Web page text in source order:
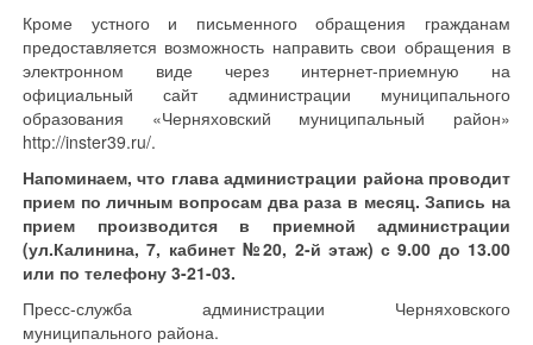
Кроме устного и письменного обращения гражданам
предоставляется возможность направить свои обращения в
электронном виде через интернет-приемную на
официальный сайт администрации муниципального
образования «Черняховский муниципальный район»
http://inster39.ru/.
Напоминаем, что глава администрации района проводит
прием по личным вопросам два раза в месяц. Запись на
прием производится в приемной администрации
(ул.Калинина, 7, кабинет №20, 2-й этаж) с 9.00 до 13.00
или по телефону 3-21-03.
Пресс-служба администрации Черняховского
муниципального района.